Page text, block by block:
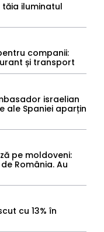
iluminatul
companii:
și transport
israelian
ale Spaniei aparțin
pe moldoveni:
România. Au
cu 13% în